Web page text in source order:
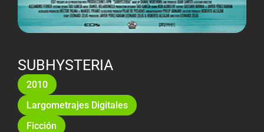
SUBHYSTERIA
2010
Largometrajes Digitales
Ficción